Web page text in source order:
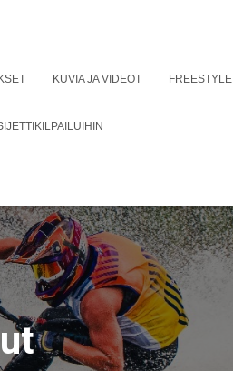
KUVIA JA VIDEOT FREESTYLE